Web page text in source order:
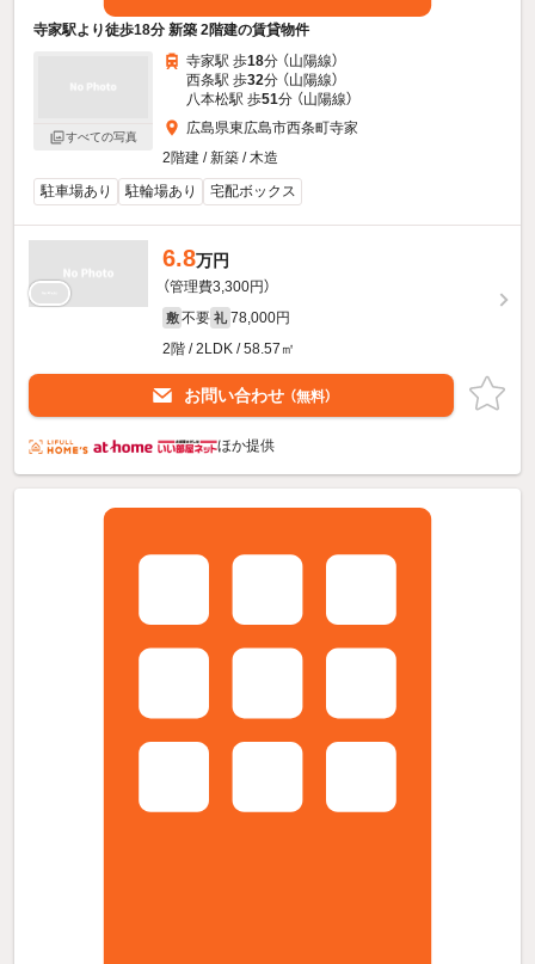
寺家駅より徒歩18分 新築 2階建の賃貸物件
すべての写真
寺家駅 歩18分 （山陽線）
西条駅 歩32分 （山陽線）
八本松駅 歩51分 （山陽線）
広島県東広島市西条町寺家
2階建 / 新築 / 木造
駐車場あり
駐輪場あり 宅配ボックス
6.8万円
（管理費3,300円）
敷 不要 礼 78,000円
2階 / 2LDK / 58.57㎡
お問い合わせ （無料）
ほか提供